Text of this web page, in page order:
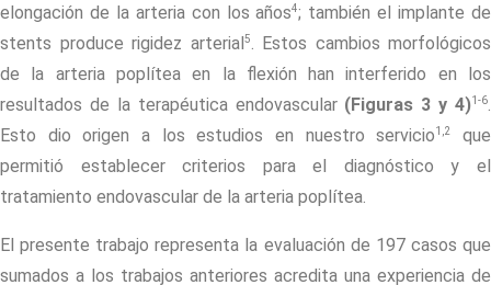
elongación de la arteria con los años4; también el implante de
stents produce rigidez arterial5. Estos cambios morfológicos
de la arteria poplítea en la flexión han interferido en los
resultados de la terapéutica endovascular (Figuras 3 y 4)1-6.
Esto dio origen a los estudios en nuestro servicio1,2
que
permitió establecer criterios para el diagnóstico y el
tratamiento endovascular de la arteria poplítea.
El presente trabajo representa la evaluación de 197 casos que
sumados a los trabajos anteriores acredita una experiencia de